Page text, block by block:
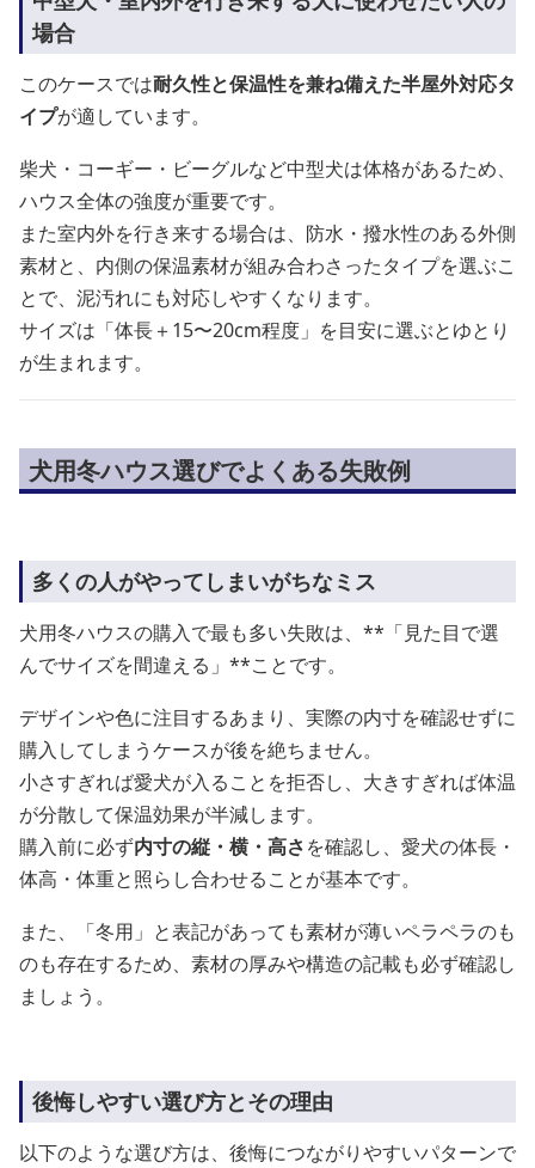
場合
このケースでは耐久性と保温性を兼ね備えた半屋外対応タ
イプが適しています。
柴犬・コーギー・ビーグルなど中型犬は体格があるため、
ハウス全体の強度が重要です。
また室内外を行き来する場合は、防水・撥水性のある外側
素材と、内側の保温素材が組み合わさったタイプを選ぶこ
とで、泥汚れにも対応しやすくなります。
サイズは「体長＋15〜20cm程度」を目安に選ぶとゆとり
が生まれます。
犬用冬ハウス選びでよくある失敗例
多くの人がやってしまいがちなミス
犬用冬ハウスの購入で最も多い失敗は、**「見た目で選
んでサイズを間違える」**ことです。
デザインや色に注目するあまり、実際の内寸を確認せずに
購入してしまうケースが後を絶ちません。
小さすぎれば愛犬が入ることを拒否し、大きすぎれば体温
が分散して保温効果が半減します。
購入前に必ず内寸の縦・横・高さを確認し、愛犬の体長・
体高・体重と照らし合わせることが基本です。
また、「冬用」と表記があっても素材が薄いペラペラのも
のも存在するため、素材の厚みや構造の記載も必ず確認し
ましょう。
後悔しやすい選び方とその理由
以下のような選び方は、後悔につながりやすいパターンで